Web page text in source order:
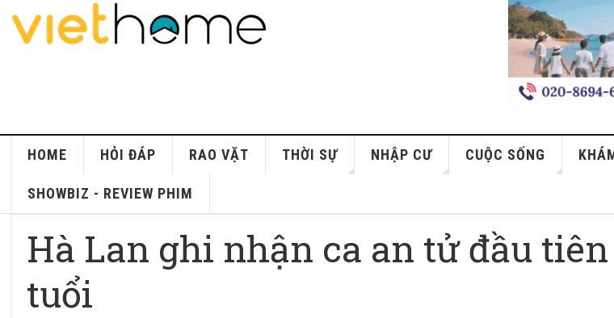
HOME HỎI ĐÁP RAO VẶT THỜI SỰ NHẬP CƯ CUỘC SỐNG
SHOWBIZ - REVIEW PHIM
Hà Lan ghi nhận ca an tử đầu tiên
tuổi